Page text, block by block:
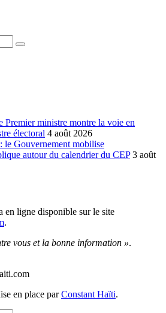
Premier ministre montre la voie en
électoral 4 août 2026
le Gouvernement mobilise
autour du calendrier du CEP 3 août
en ligne disponible sur le site
.
vous et la bonne information ».
en place parConstant Haïti.